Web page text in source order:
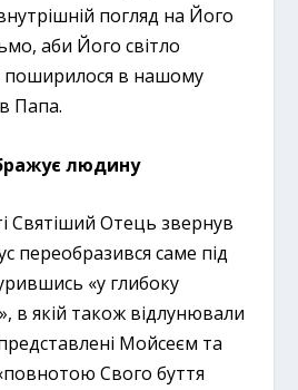
погляд на Його
аби Його світло
поширилося в нашому
Папа.
людину
Святіший Отець звернув
переобразився саме під
«у глибоку
в якій також відлунювали
Мойсеєм та
Свого буття